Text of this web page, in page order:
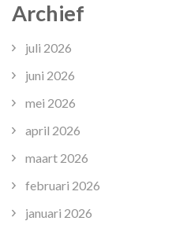
Archief
juli 2026
juni 2026
mei 2026
april 2026
maart 2026
februari 2026
januari 2026